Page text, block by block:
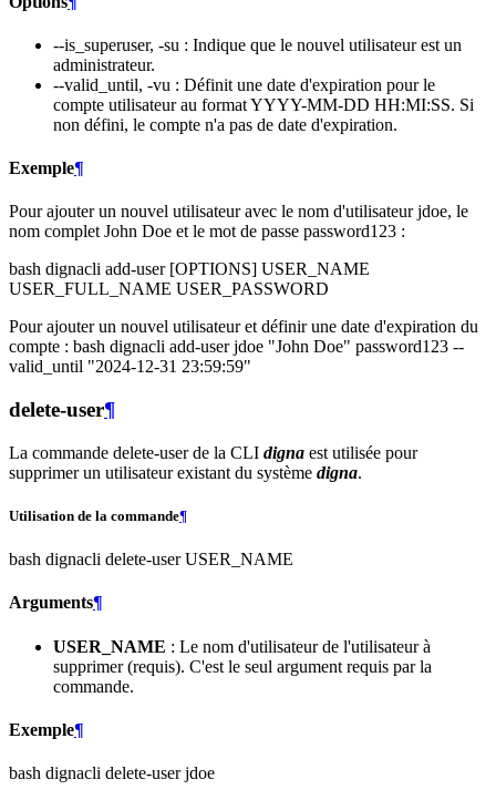
--is_superuser, -su : Indique que le nouvel utilisateur est un
administrateur.
--valid_until, -vu : Définit une date d'expiration pour le
compte utilisateur au format YYYY-MM-DD HH:MI:SS. Si
non défini, le compte n'a pas de date d'expiration.
Exemple¶
Pour ajouter un nouvel utilisateur avec le nom d'utilisateur jdoe, le
nom complet John Doe et le mot de passe password123 :
bash dignacli add-user [OPTIONS] USER_NAME
USER_FULL_NAME USER_PASSWORD
Pour ajouter un nouvel utilisateur et définir une date d'expiration du
compte : bash dignacli add-user jdoe "John Doe" password123 --
valid_until "2024-12-31 23:59:59"
delete-user¶
La commande delete-user de la CLI digna est utilisée pour
supprimer un utilisateur existant du système digna.
Utilisation de la commande¶
bash dignacli delete-user USER_NAME
Arguments¶
USER_NAME : Le nom d'utilisateur de l'utilisateur à
supprimer (requis). C'est le seul argument requis par la
commande.
Exemple¶
bash dignacli delete-user jdoe